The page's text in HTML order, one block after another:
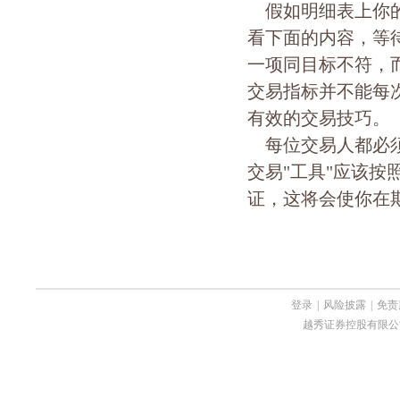
假如明细表上你
看下面的内容，等
一项同目标不符，
交易指标并不能每
有效的交易技巧。
每位交易人都必
交易"工具"应该按
证，这将会使你在
登录 风险披露
免
越秀证券控股有限公